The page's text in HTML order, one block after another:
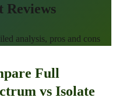
Reviews
analysis, pros and cons
Full
vs Isolate